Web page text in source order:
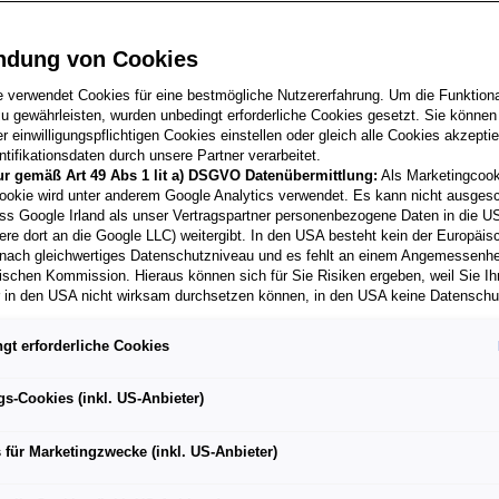
Unterseiten, nicht jedoch für Webseiten,
prüfen Sie die Datenschutzerklärungen von
da sich diese Webseiten unserer Kontrolle
deren Inhalt und Datenschutzmaßnahmen nicht
OG hat zum Schutz Ihrer Daten geeignete
Daten gegen Verlust, Manipulation oder
unterliegen der regelmäßigen Überprüfung und
Sollte es zu einer Verletzung des Schutzes Ihrer
ein hohes Risiko für Ihre Rechte und Freiheiten
Minderjährige
von Cookies
verwendet Cookies für eine bestmögliche Nutzererfahrung. Um die
gewährleisten, wurden unbedingt erforderliche Cookies gesetzt. Sie
einwilligungspflichtigen Cookies einstellen oder gleich alle Cookies
durch unsere Partner verarbeitet.
gemäß Art 49 Abs 1 lit a) DSGVO Datenübermittlung: Als
wird unter anderem Google Analytics verwendet. Es kann nicht
Google Irland als unser Vertragspartner personenbezogene Daten in die
dort an die Google LLC) weitergibt. In den USA besteht kein der
gleichwertiges Datenschutzniveau und es fehlt an einem
Kommission. Hieraus können sich für Sie Risiken ergeben, weil Sie
in den USA nicht wirksam durchsetzen können, in den USA keine
einen Zugriff auf Daten erlangen können, wobei Eingriffe in Ihre
Freiheiten nicht auf das absolut Notwendige beschränkt sind.
Sie damit auch gemäß Art 49 Abs 1 lit a) DSGVO der Übermittlung
Cookies enthaltenen personenbezogenen Daten zu. Details zu
Webseite.
erforderliche Cookies
Cookies (inkl. US-Anbieter)
für Marketingzwecke (inkl. US-Anbieter)